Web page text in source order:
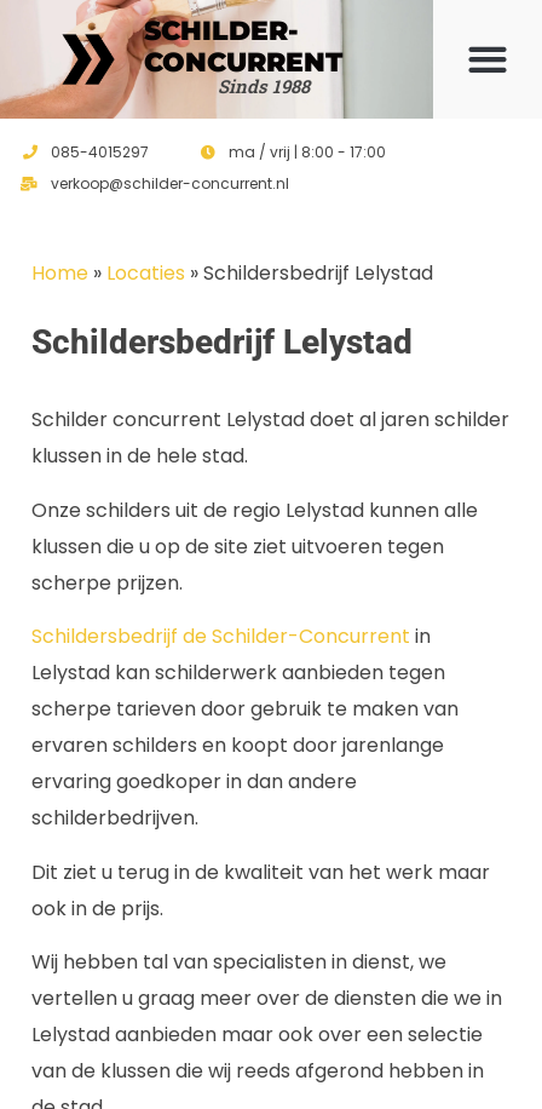
SCHILDER-
CONCURRENT
Sinds 1988
085-4015297
ma / vrij | 8:00 - 17:00
verkoop@schilder-concurrent.nl
Home » Locaties »Schildersbedrijf Lelystad
Schildersbedrijf Lelystad
Schilder concurrent Lelystad doet al jaren schilder
klussen in de hele stad.
Onze schilders uit de regio Lelystad kunnen alle
klussen die u op de site ziet uitvoeren tegen
scherpe prijzen.
Schildersbedrijf de Schilder-Concurrent in
Lelystad kan schilderwerk aanbieden tegen
scherpe tarieven door gebruik te maken van
ervaren schilders en koopt door jarenlange
ervaring goedkoper in dan andere
schilderbedrijven.
Dit ziet u terug in de kwaliteit van het werk maar
ook in de prijs.
Wij hebben tal van specialisten in dienst, we
vertellen u graag meer over de diensten die we in
Lelystad aanbieden maar ook over een selectie
van de klussen die wij reeds afgerond hebben in